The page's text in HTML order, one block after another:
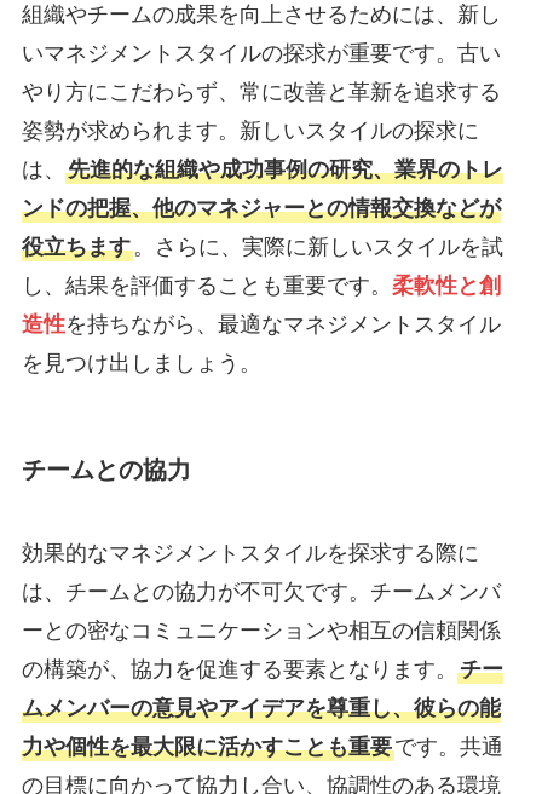
組織やチームの成果を向上させるためには、新し
いマネジメントスタイルの探求が重要です。古い
やり方にこだわらず、常に改善と革新を追求する
姿勢が求められます。新しいスタイルの探求に
は、 先進的な組織や成功事例の研究、業界のトレ
ンドの把握、他のマネジャーとの情報交換などが
役立ちます。さらに、実際に新しいスタイルを試
し、結果を評価することも重要です。 柔軟性と創
造性を持ちながら、最適なマネジメントスタイル
を見つけ出しましょう。
チームとの協力
効果的なマネジメントスタイルを探求する際に
は、チームとの協力が不可欠です。チームメンバ
ーとの密なコミュニケーションや相互の信頼関係
の構築が、協力を促進する要素となります。 チー
ムメンバーの意見やアイデアを尊重し、彼らの能
力や個性を最大限に活かすことも重要です。共通
の目標に向かって協力し合い、協調性のある環境